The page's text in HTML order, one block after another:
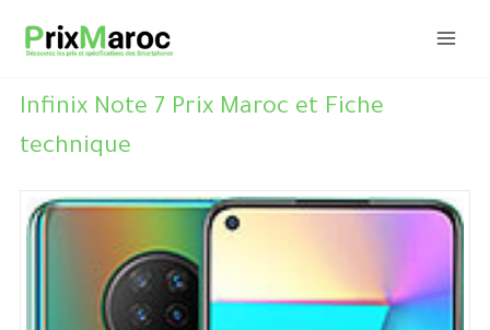
Infinix Note 7 Prix Maroc et Fiche
technique